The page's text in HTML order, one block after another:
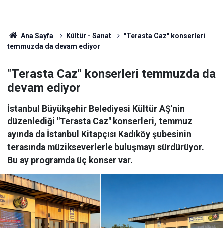
Ana Sayfa Kültür - Sanat
"Terasta Caz" konserleri
temmuzda da devam ediyor
"Terasta Caz" konserleri temmuzda da
devam ediyor
İstanbul Büyükşehir Belediyesi Kültür AŞ'nin
düzenlediği "Terasta Caz" konserleri, temmuz
ayında da İstanbul Kitapçısı Kadıköy şubesinin
terasında müzikseverlerle buluşmayı sürdürüyor.
Bu ay programda üç konser var.